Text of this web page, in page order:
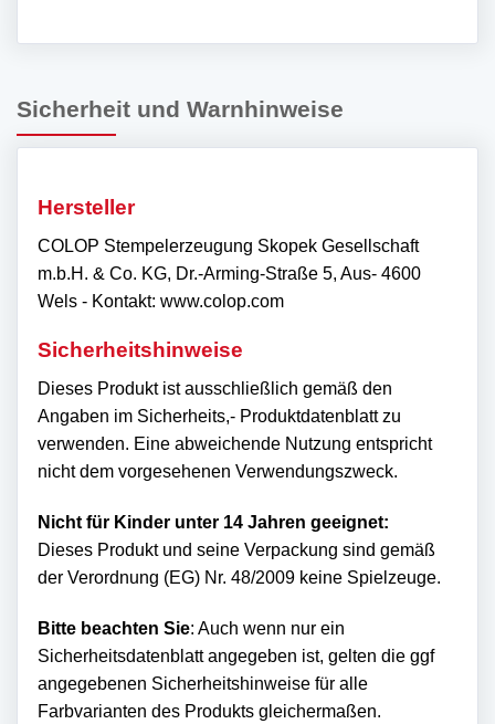
Sicherheit und Warnhinweise
Hersteller
COLOP Stempelerzeugung Skopek Gesellschaft
m.b.H. & Co. KG, Dr.-Arming-Straße 5, Aus- 4600
Wels - Kontakt: www.colop.com
Sicherheitshinweise
Dieses Produkt ist ausschließlich gemäß den
Angaben im Sicherheits,- Produktdatenblatt zu
verwenden. Eine abweichende Nutzung entspricht
nicht dem vorgesehenen Verwendungszweck.
Nicht für Kinder unter 14 Jahren geeignet:
Dieses Produkt und seine Verpackung sind gemäß
der Verordnung (EG) Nr. 48/2009 keine Spielzeuge.
Bitte beachten Sie: Auch wenn nur ein
Sicherheitsdatenblatt angegeben ist, gelten die ggf
angegebenen Sicherheitshinweise für alle
Farbvarianten des Produkts gleichermaßen.